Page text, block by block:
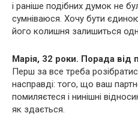
і раніше подібних думок не
сумніваюся. Хочу бути
його колишня залишиться
Марія, 32 роки. Порада від
Перш за все треба
насправді: того, що ваш
помиляєтеся і нинішні
як здається.